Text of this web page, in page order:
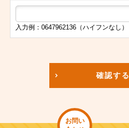
入力例：0647962136（ハイフンなし）
確認する
お問い